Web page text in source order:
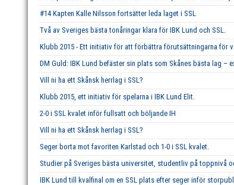
#14 Kapten Kalle Nilsson fortsätter leda laget i SSL
Två av Sveriges bästa tonåringar klara för IBK Lund och SSL.
Klubb 2015 - Ett initiativ för att förbättra förutsättningarna för
DM Guld: IBK Lund befäster sin plats som Skånes bästa lag –
Vill ni ha ett Skånsk herrlag i SSL?
Klubb 2015, ett initiativ för spelarna i IBK Lund Elit.
2-0 i SSL kvalet inför fullsatt och böljande IH
Vill ni ha ett Skånsk herrlag i SSL?
Seger borta mot favoriten Karlstad och 1-0 i SSL kvalet.
Studier på Sveriges bästa universitet, studentliv på toppnivå
IBK Lund till kvalfinal om en SSL plats efter seger inför